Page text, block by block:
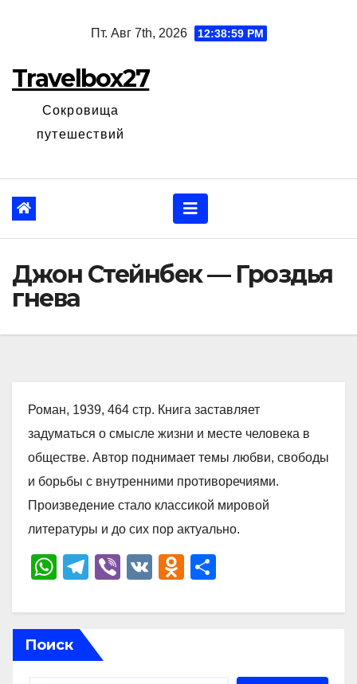
Пт. Авг 7th, 2026 12:39:00 PM
Travelbox27
Сокровища
путешествий
Джон Стейнбек — Гроздья
гнева
Роман, 1939, 464 стр. Книга заставляет
задуматься о смысле жизни и месте человека в
обществе. Автор поднимает темы любви, свободы
и борьбы с внутренними противоречиями.
Произведение стало классикой мировой
литературы и до сих пор актуально.
W
at
s
A
T
e
gr
a
Vi
er
V
O
n
р
Поиск